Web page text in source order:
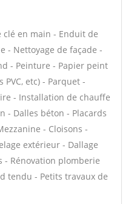
clé en main - Enduit de
- Nettoyage de façade -
- Peinture - Papier peint
etc) - Parquet -
- Installation de chauffe
- Dalles béton - Placards
- Cloisons -
extérieur - Dallage
- Rénovation plomberie
tendu - Petits travaux de